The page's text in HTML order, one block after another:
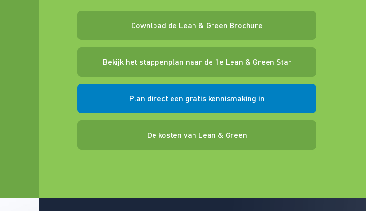
Download de Lean & Green Brochure
Bekijk het stappenplan naar de 1e Lean & Green Star
Plan direct een gratis kennismaking in
De kosten van Lean & Green